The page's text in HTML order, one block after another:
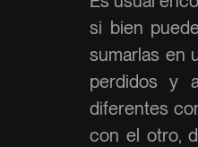
si bien
sumarlas en
perdidos y
diferentes
con el otro,